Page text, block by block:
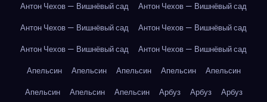
Антон Чехов — Вишнёвый сад
Антон Чехов — Вишнёвый сад
Антон Чехов — Вишнёвый сад
Антон Чехов — Вишнёвый сад
Антон Чехов — Вишнёвый сад
Антон Чехов — Вишнёвый сад
Апельсин
Апельсин Апельсин Апельсин
Апельсин
Апельсин
Апельсин Апельсин Арбуз Арбуз
Арбуз